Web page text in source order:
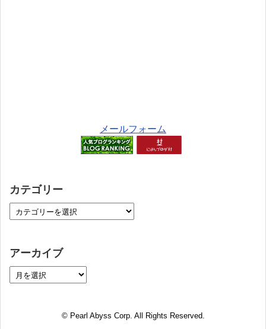
メールフォーム
カテゴリー
アーカイブ
© Pearl Abyss Corp. All Rights Reserved.